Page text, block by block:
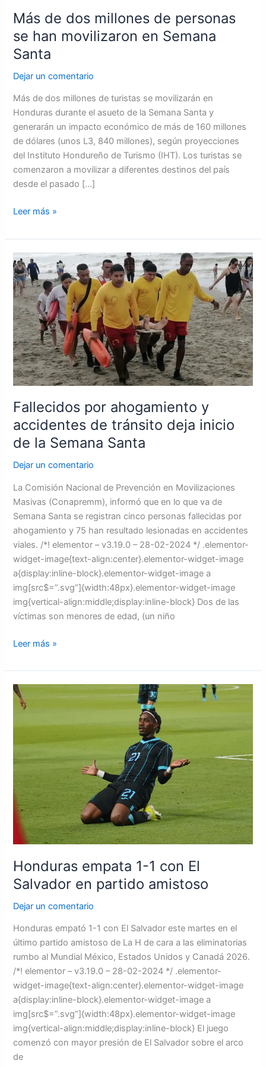
Más de dos millones de personas
se han movilizaron en Semana
Santa
Dejar un comentario
Más de dos millones de turistas se movilizarán en
Honduras durante el asueto de la Semana Santa y
generarán un impacto económico de más de 160 millones
de dólares (unos L3, 840 millones), según proyecciones
del Instituto Hondureño de Turismo (IHT). Los turistas se
comenzaron a movilizar a diferentes destinos del país
desde el pasado […]
Santa
Leer más »
Fallecidos por ahogamiento y
accidentes de tránsito deja inicio
de la Semana Santa
Dejar un comentario
La Comisión Nacional de Prevención en Movilizaciones
Masivas (Conapremm), informó que en lo que va de
Semana Santa se registran cinco personas fallecidas por
ahogamiento y 75 han resultado lesionadas en accidentes
viales. /*! elementor – v3.19.0 – 28-02-2024 */ .elementor-
widget-image{text-align:center}.elementor-widget-image
a{display:inline-block}.elementor-widget-image a
img[src$=”.svg”]{width:48px}.elementor-widget-image
img{vertical-align:middle;display:inline-block} Dos de las
víctimas son menores de edad, (un niño
Fallecidos
por
ahogamiento
y
accidentes
de
tránsito
deja
inicio
de
la
Semana
Santa
Leer más »
Honduras empata 1-1 con El
Salvador en partido amistoso
Dejar un comentario
Honduras empató 1-1 con El Salvador este martes en el
último partido amistoso de La H de cara a las eliminatorias
rumbo al Mundial México, Estados Unidos y Canadá 2026.
/*! elementor – v3.19.0 – 28-02-2024 */ .elementor-
widget-image{text-align:center}.elementor-widget-image
a{display:inline-block}.elementor-widget-image a
img[src$=”.svg”]{width:48px}.elementor-widget-image
img{vertical-align:middle;display:inline-block} El juego
comenzó con mayor presión de El Salvador sobre el arco
de
Honduras
empata
con
El
en
partido
amistoso